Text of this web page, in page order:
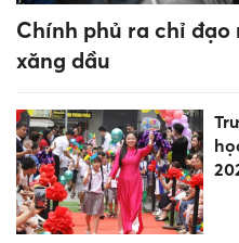
Chính phủ ra chỉ đạo
xăng dầu